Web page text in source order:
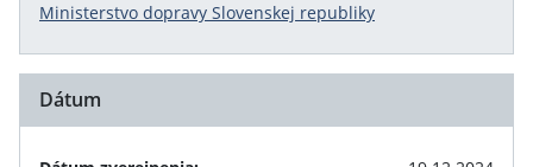
Ministerstvo dopravy Slovenskej republiky
Dátum